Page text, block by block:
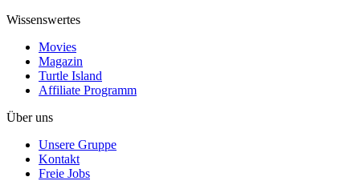
Wissenswertes
Movies
Magazin
Turtle Island
Affiliate Programm
Über uns
Unsere Gruppe
Kontakt
Freie Jobs